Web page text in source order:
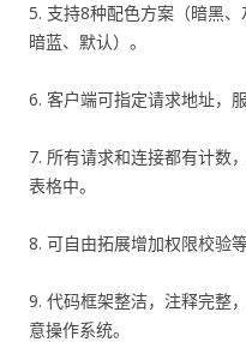
5. 支持8种配色方案（暗黑、
暗蓝、默认）。
6. 客户端可指定请求地址，
7. 所有请求和连接都有计数
表格中。
8. 可自由拓展增加权限校验
9. 代码框架整洁，注释完整
意操作系统。